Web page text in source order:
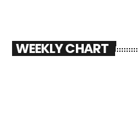
WEEKLY CHART